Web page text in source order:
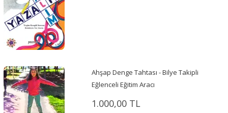
Ahşap Denge Tahtası - Bilye Takipli
Eğlenceli Eğitim Aracı
1.000,00 TL